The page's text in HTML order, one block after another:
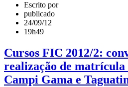
Escrito por
publicado
24/09/12
19h49
Cursos FIC 2012/2:
realização de matrícula
Campi Gama e